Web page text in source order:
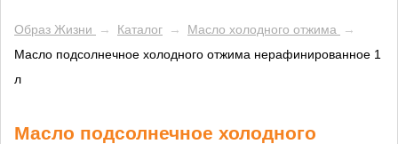
Образ Жизни → Каталог → Масло холодного отжима
→
Масло подсолнечное холодного отжима нерафинированное 1
л
Масло подсолнечное холодного